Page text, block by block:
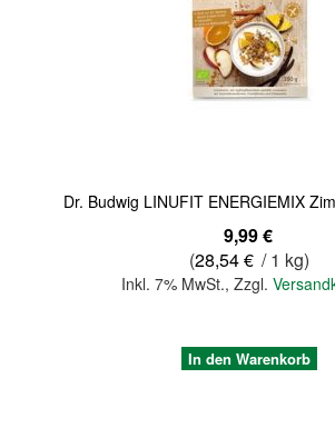
Dr. Budwig LINUFIT ENERGIEMIX
9,99 €
(28,54 € / 1 kg)
Inkl. 7% MwSt., Zzgl.
In den Warenkorb